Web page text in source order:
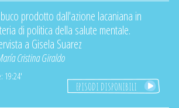
prodotto dall'azione lacaniana in
di politica della salute mentale.
a Gisela Suarez
Cristina Giraldo
19:24'
EPISODI DISPONIBILI